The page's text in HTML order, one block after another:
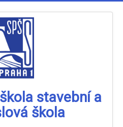
stavební a
škola